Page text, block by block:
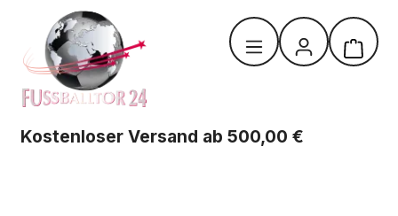
Zum Hauptinhalt springen
Kostenloser Versand ab 500,00 €